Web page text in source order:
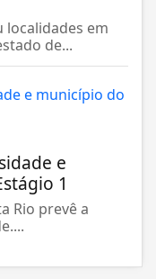
em
de...
e
1
Rio prevê a